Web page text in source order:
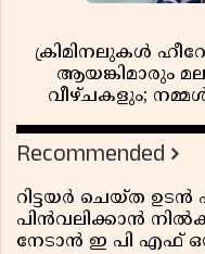
ക്രിമിനലുകൾ
ആയങ്കിമാരും
വീഴ്ചകളും;
Recommended
റിട്ടയർ ചെയ്ത
പിൻവലിക്കാൻ
നേടാൻ ഇ പി എഫ്